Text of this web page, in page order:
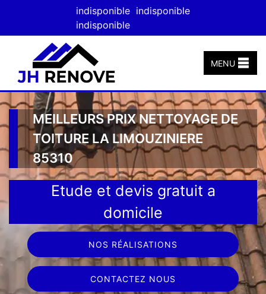
indisponible indisponible
indisponible
MENU
MEILLEURS PRIX NETTOYAGE DE
TOITURE LA LIMOUZINIERE
85310
Etude et devis gratuit a
domicile
NOS RÉALISATIONS
CONTACTEZ NOUS